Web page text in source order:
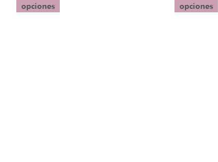
opciones
opciones